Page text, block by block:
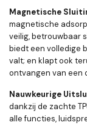
Magnetische
magnetische
veilig, betrouwbaar
biedt een volledige
valt; en klapt ook
ontvangen van een
Nauwkeurige
dankzij de zachte
alle functies,